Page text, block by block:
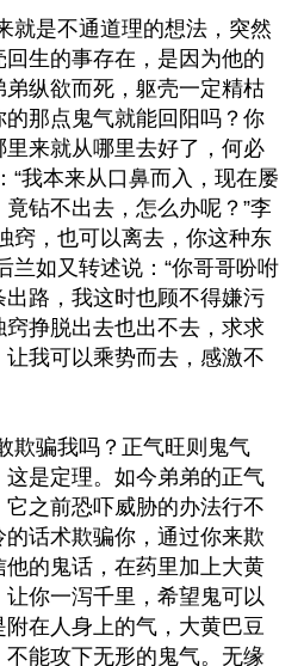
就是不通道理的想法，突然
生的事存在，是因为他的
纵欲而死，躯壳一定精枯
那点鬼气就能回阳吗？你
来就从哪里去好了，何必
“我本来从口鼻而入，现在屡
钻不出去，怎么办呢？”李
窍，也可以离去，你这种东
兰如又转述说：“你哥哥吩咐
路，我这时也顾不得嫌污
挣脱出去也出不去，求求
我可以乘势而去，感激不
欺骗我吗？正气旺则鬼气
是定理。如今弟弟的正气
之前恐吓威胁的办法行不
话术欺骗你，通过你来欺
的鬼话，在药里加上大黄
你一泻千里，希望鬼可以
在人身上的气，大黄巴豆
能攻下无形的鬼气。无缘